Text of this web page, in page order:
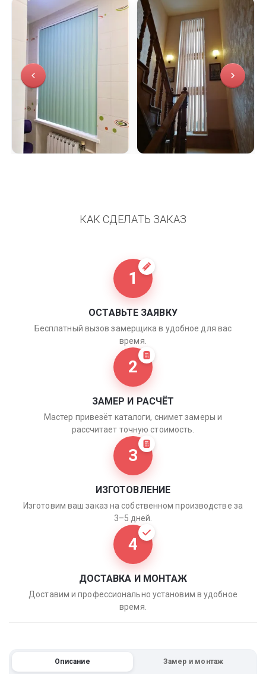
КАК СДЕЛАТЬ ЗАКАЗ
1
ОСТАВЬТЕ ЗАЯВКУ
Бесплатный вызов замерщика в удобное для вас
время.
2
ЗАМЕР И РАСЧЁТ
Мастер привезёт каталоги, снимет замеры и
рассчитает точную стоимость.
3
ИЗГОТОВЛЕНИЕ
Изготовим ваш заказ на собственном производстве за
3–5 дней.
4
ДОСТАВКА И МОНТАЖ
Доставим и профессионально установим в удобное
время.
Описание Замер и монтаж